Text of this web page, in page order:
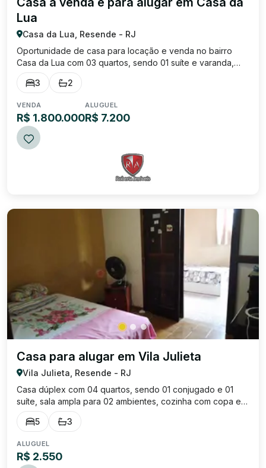
Lua
Casa da Lua, Resende - RJ
Oportunidade de casa para locação e venda no bairro
Casa da Lua com 03 quartos, sendo 01 suíte e varanda,
sala ampla, cozinha com armários, 02 banheiros sociais,
área de serviço, área gourmet com piscina e
3 2
VENDA
R$ 1.800.000
ALUGUEL
R$ 7.200
Casa para alugar em Vila Julieta
Vila Julieta, Resende - RJ
Casa dúplex com 04 quartos, sendo 01 conjugado e 01
suíte, sala ampla para 02 ambientes, cozinha com copa e
despensa, banheiro social, lavabo, área de serviço,
quintal, edícula nos fundos com 01 sala, 01 quarto e 01
5 3
ALUGUEL
R$ 2.550